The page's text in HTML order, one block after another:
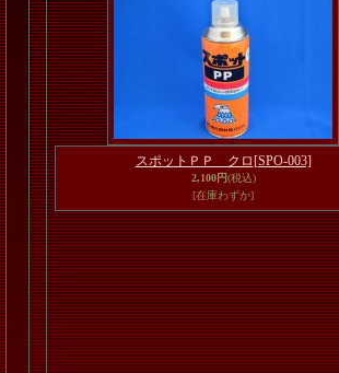
スポットＰＰ クロ [SPO-003]
2,100円(税込)
[在庫わずか]